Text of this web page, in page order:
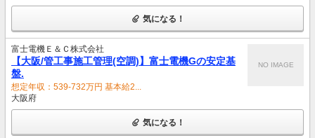
気になる！
富士電機Ｅ＆Ｃ株式会社
【大阪/管工事施工管理(空調)】富士電機Gの安定基
盤.
想定年収：539-732万円 基本給2...
大阪府
NO IMAGE
気になる！